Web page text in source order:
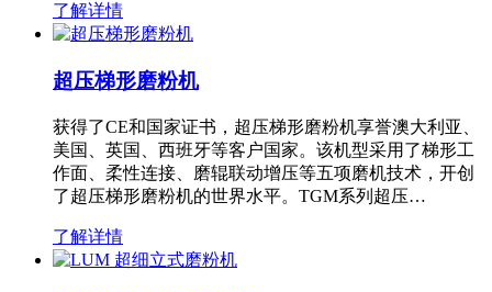
了解详情
超压梯形磨粉机
获得了CE和国家证书，超压梯形磨粉机享誉澳大利亚、
美国、英国、西班牙等客户国家。该机型采用了梯形工
作面、柔性连接、磨辊联动增压等五项磨机技术，开创
了超压梯形磨粉机的世界水平。TGM系列超压…
了解详情